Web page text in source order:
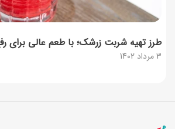
3 مرداد 1402
طرز تهیه شربت زرشک؛ با طعم عالی برای